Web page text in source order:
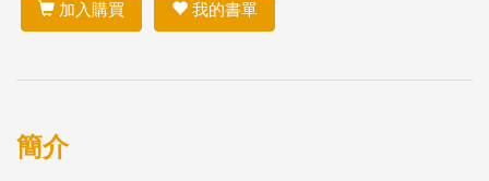
加入購買 我的書單
簡介